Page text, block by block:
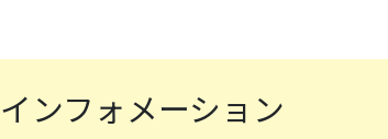
インフォメーション